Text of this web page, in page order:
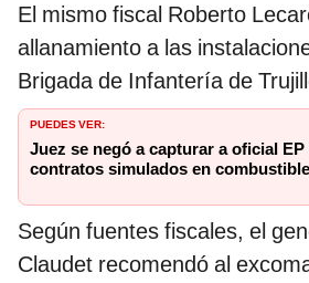
El mismo fiscal Roberto
allanamiento a las
Brigada de Infantería de
PUEDES VER:
Juez se negó a capturar a oficial
contratos simulados en combustible
Según fuentes fiscales, el
Claudet recomendó al